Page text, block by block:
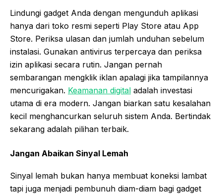
Lindungi gadget Anda dengan mengunduh aplikasi
hanya dari toko resmi seperti Play Store atau App
Store. Periksa ulasan dan jumlah unduhan sebelum
instalasi. Gunakan antivirus terpercaya dan periksa
izin aplikasi secara rutin. Jangan pernah
sembarangan mengklik iklan apalagi jika tampilannya
mencurigakan. Keamanan digital adalah investasi
utama di era modern. Jangan biarkan satu kesalahan
kecil menghancurkan seluruh sistem Anda. Bertindak
sekarang adalah pilihan terbaik.
Jangan Abaikan Sinyal Lemah
Sinyal lemah bukan hanya membuat koneksi lambat
tapi juga menjadi pembunuh diam-diam bagi gadget